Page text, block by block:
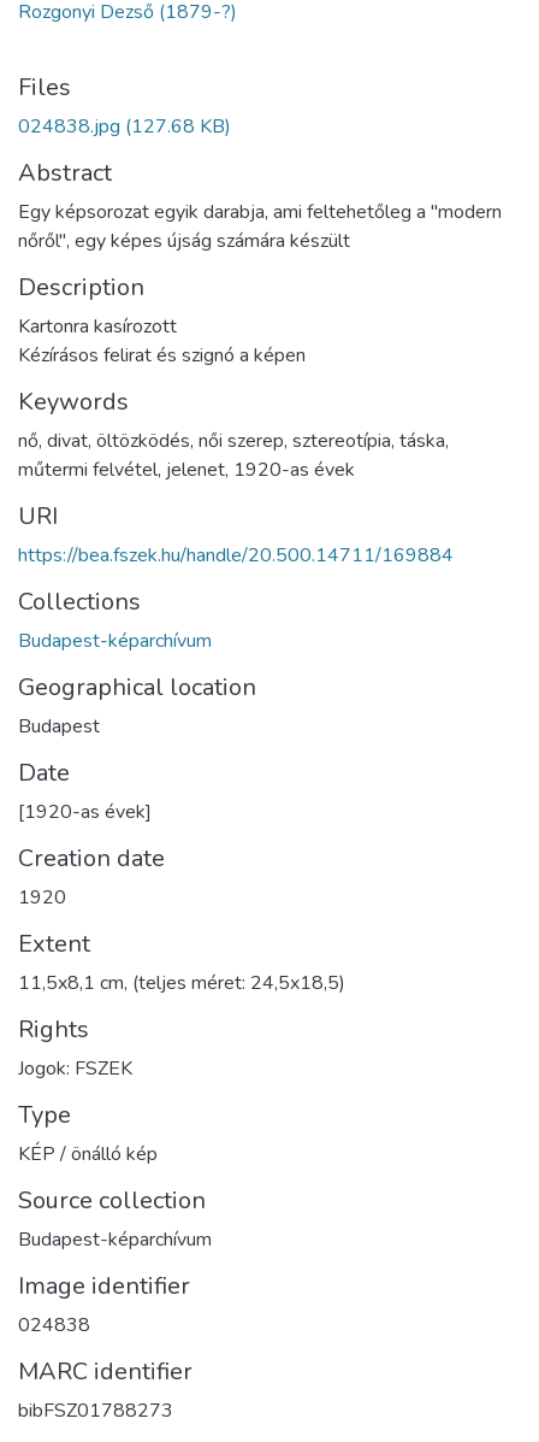
Rozgonyi Dezső (1879-?)
Files
024838.jpg (127.68 KB)
Abstract
Egy képsorozat egyik darabja, ami feltehetőleg a "modern
nőről", egy képes újság számára készült
Description
Kartonra kasírozott
Kézírásos felirat és szignó a képen
Keywords
nő, divat, öltözködés, női szerep, sztereotípia, táska,
műtermi felvétel, jelenet, 1920-as évek
URI
https://bea.fszek.hu/handle/20.500.14711/169884
Collections
Budapest-képarchívum
Geographical location
Budapest
Date
[1920-as évek]
Creation date
1920
Extent
11,5x8,1 cm, (teljes méret: 24,5x18,5)
Rights
Jogok: FSZEK
Type
KÉP / önálló kép
Source collection
Budapest-képarchívum
Image identifier
024838
MARC identifier
bibFSZ01788273